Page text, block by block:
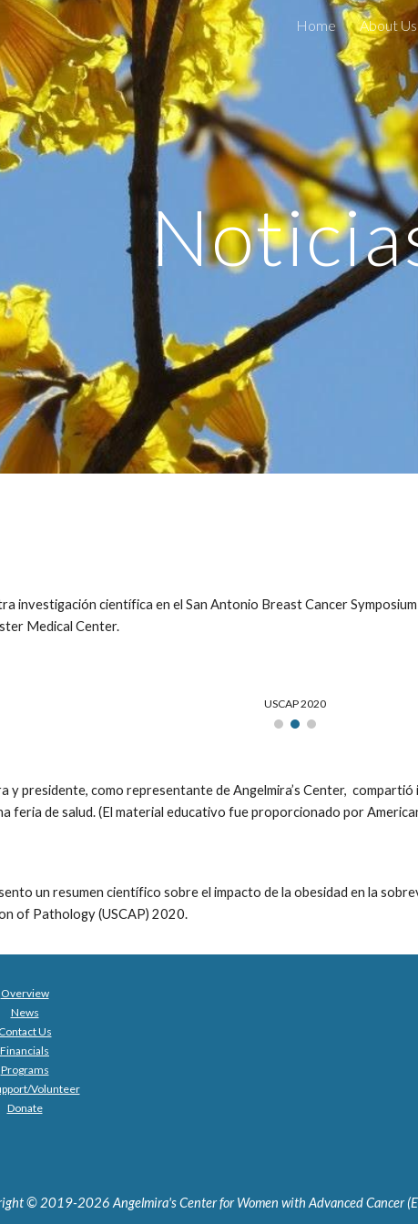
Skip to main content Home About Us
investigación científica en el San Antonio Breast Cancer
Medical Center.
USCAP 2020
y presidente, como representante de Angelmira’s Center,
feria de salud. (El material educativo fue proporcionado por
un resumen científico sobre el impacto de la obesidad en la
of Pathology (USCAP) 2020.
Overview
News
Contact Us
Financials
Programs
Volunteer
Donate
© 2019-2026 Angelmira's Center for Women with Advanced Cancer